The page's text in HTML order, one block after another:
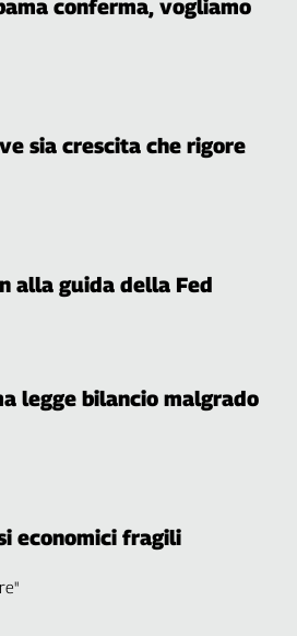
conferma, vogliamo
sia crescita che rigore
alla guida della Fed
legge bilancio malgrado
economici fragili